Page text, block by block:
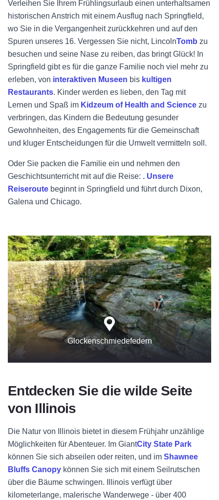
Verleihen Sie Ihrem Frühlingsurlaub einen unterhaltsamen
historischen Anstrich mit einem Ausflug nach Springfield,
wo Sie in die Vergangenheit zurückkehren und auf den
Spuren unseres 16. Vergessen Sie nicht, LincolnTomb zu
besuchen und seine Nase zu reiben, das bringt Glück! In
Springfield gibt es für die ganze Familie noch viel mehr zu
erleben, von interaktiven Museen bis kultigen
Restaurants. Kinder werden es lieben, den Tag mit
Lernen und Spaß im Kidzeum of Health and Science zu
verbringen, das Kindern die Bedeutung gesunder
Gewohnheiten, des Engagements für die Gemeinschaft
und kluger Entscheidungen für die Umwelt vermitteln soll.
Oder Sie packen die Familie ein und nehmen den
Geschichtsunterricht mit auf die Reise: . Unsere
Reiseroute beginnt in Springfield und führt durch Dixon,
Galena und Chicago.
Glockenschmiedefedern
Entdecken Sie die wilde Seite
von Illinois
Die Natur von Illinois bietet in diesem Frühjahr unzählige
Möglichkeiten für Abenteuer. Im GiantCity State Park
können Sie sich abseilen oder reiten, und im Shawnee
Bluffs Canopy können Sie sich mit einem Seilrutschen
über die Bäume schwingen. Illinois verfügt über
kilometerlange, malerische Wanderwege - über 400